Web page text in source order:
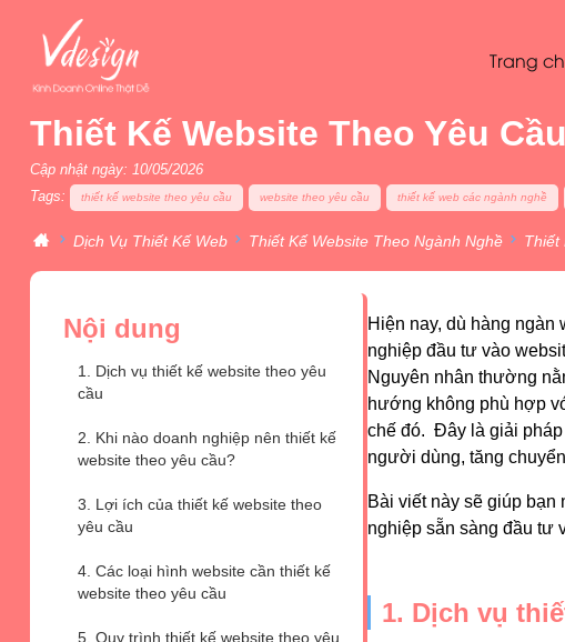
Trang
Thiết Kế Website Theo Yêu
Cập nhật ngày: 10/05/2026
Tags:
thiết kế website theo yêu cầu website theo yêu cầu thiết kế web các ngành nghề
Dịch Vụ Thiết Kế Web Thiết Kế Website Theo Ngành Nghề Thiết
Nội dung
1. Dịch vụ thiết kế website theo yêu
cầu
2. Khi nào doanh nghiệp nên thiết kế
website theo yêu cầu?
3. Lợi ích của thiết kế website theo
yêu cầu
4. Các loại hình website cần thiết kế
website theo yêu cầu
5. Quy trình thiết kế website theo yêu
Hiện nay, dù hàng
nghiệp đầu tư vào
Nguyên nhân thường
hướng không phù hợp
chế đó. Đây là giải
người dùng, tăng
Bài viết này sẽ giúp
nghiệp sẵn sàng đầu tư
1. Dịch vụ